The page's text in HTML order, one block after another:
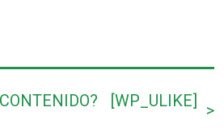
[WP_ULIKE]
>